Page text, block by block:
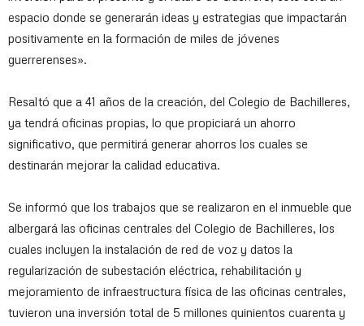
espacio donde se generarán ideas y estrategias que impactarán
positivamente en la formación de miles de jóvenes
guerrerenses».
Resaltó que a 41 años de la creación, del Colegio de Bachilleres,
ya tendrá oficinas propias, lo que propiciará un ahorro
significativo, que permitirá generar ahorros los cuales se
destinarán mejorar la calidad educativa.
Se informó que los trabajos que se realizaron en el inmueble que
albergará las oficinas centrales del Colegio de Bachilleres, los
cuales incluyen la instalación de red de voz y datos la
regularización de subestación eléctrica, rehabilitación y
mejoramiento de infraestructura física de las oficinas centrales,
tuvieron una inversión total de 5 millones quinientos cuarenta y